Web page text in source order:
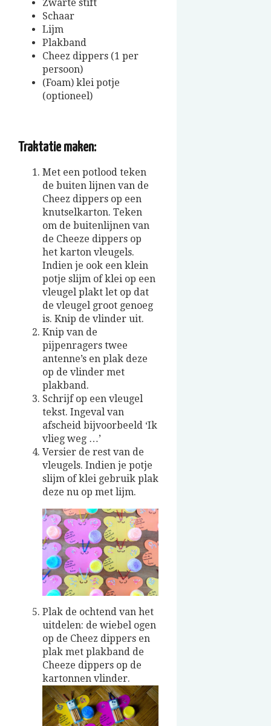
Zwarte stift
Schaar
Lijm
Plakband
Cheez dippers (1 per
persoon)
(Foam) klei potje
(optioneel)
Traktatie maken:
Met een potlood teken
de buiten lijnen van de
Cheez dippers op een
knutselkarton. Teken
om de buitenlijnen van
de Cheeze dippers op
het karton vleugels.
Indien je ook een klein
potje slijm of klei op een
vleugel plakt let op dat
de vleugel groot genoeg
is. Knip de vlinder uit.
Knip van de
pijpenragers twee
antenne’s en plak deze
op de vlinder met
plakband.
Schrijf op een vleugel
tekst. Ingeval van
afscheid bijvoorbeeld ‘Ik
vlieg weg …’
Versier de rest van de
vleugels. Indien je potje
slijm of klei gebruik plak
deze nu op met lijm.
Plak de ochtend van het
uitdelen: de wiebel ogen
op de Cheez dippers en
plak met plakband de
Cheeze dippers op de
kartonnen vlinder.